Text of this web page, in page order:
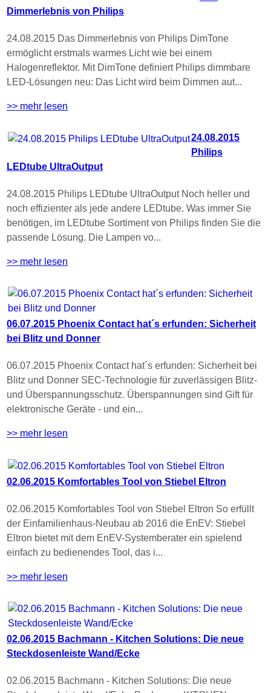
Dimmerlebnis von Philips
24.08.2015 Das Dimmerlebnis von Philips DimTone
ermöglicht erstmals warmes Licht wie bei einem
Halogenreflektor. Mit DimTone definiert Philips dimmbare
LED-Lösungen neu: Das Licht wird beim Dimmen aut...
>> mehr lesen
24.08.2015
Philips
LEDtube UltraOutput
24.08.2015 Philips LEDtube UltraOutput Noch heller und
noch effizienter als jede andere LEDtube. Was immer Sie
benötigen, im LEDtube Sortiment von Philips finden Sie die
passende Lösung. Die Lampen vo...
>> mehr lesen
06.07.2015 Phoenix Contact hat´s erfunden: Sicherheit
bei Blitz und Donner
06.07.2015 Phoenix Contact hat´s erfunden: Sicherheit bei
Blitz und Donner SEC-Technologie für zuverlässigen Blitz-
und Überspannungsschutz. Überspannungen sind Gift für
elektronische Geräte - und ein...
>> mehr lesen
02.06.2015 Komfortables Tool von Stiebel Eltron
02.06.2015 Komfortables Tool von Stiebel Eltron So erfüllt
der Einfamilienhaus-Neubau ab 2016 die EnEV: Stiebel
Eltron bietet mit dem EnEV-Systemberater ein spielend
einfach zu bedienendes Tool, das i...
>> mehr lesen
02.06.2015 Bachmann - Kitchen Solutions: Die neue
Steckdosenleiste Wand/Ecke
02.06.2015 Bachmann - Kitchen Solutions: Die neue